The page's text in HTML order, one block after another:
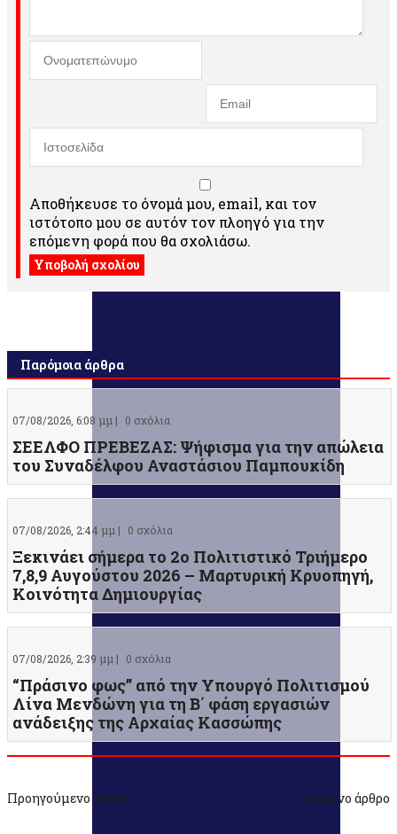
Αποθήκευσε το όνομά μου, email, και τον
ιστότοπο μου σε αυτόν τον πλοηγό για την
επόμενη φορά που θα σχολιάσω.
Παρόμοια άρθρα
07/08/2026, 6:08 μμ | 0 σχόλια
ΣΕΕΛΦΟ ΠΡΕΒΕΖΑΣ: Ψήφισμα για την απώλεια
του Συναδέλφου Αναστάσιου Παμπουκίδη
07/08/2026, 2:44 μμ | 0 σχόλια
Ξεκινάει σήμερα το 2ο Πολιτιστικό Τριήμερο
7,8,9 Αυγούστου 2026 – Μαρτυρική Κρυοπηγή,
Κοινότητα Δημιουργίας
07/08/2026, 2:39 μμ | 0 σχόλια
“Πράσινο φως” από την Υπουργό Πολιτισμού
Λίνα Μενδώνη για τη Β΄ φάση εργασιών
ανάδειξης της Αρχαίας Κασσώπης
Προηγούμενο άρθρο Επόμενο άρθρο